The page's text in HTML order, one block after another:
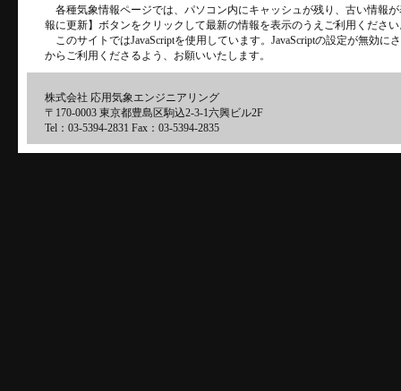
各種気象情報ページでは、パソコン内にキャッシュが残り、古い情報
報に更新】ボタンをクリックして最新の情報を表示のうえご利用くださ
このサイトではJavaScriptを使用しています。JavaScriptの設定が無効
からご利用くださるよう、お願いいたします。
株式会社 応用気象エンジニアリング
〒170-0003 東京都豊島区駒込2-3-1六興ビル2F
Tel：03-5394-2831 Fax：03-5394-2835